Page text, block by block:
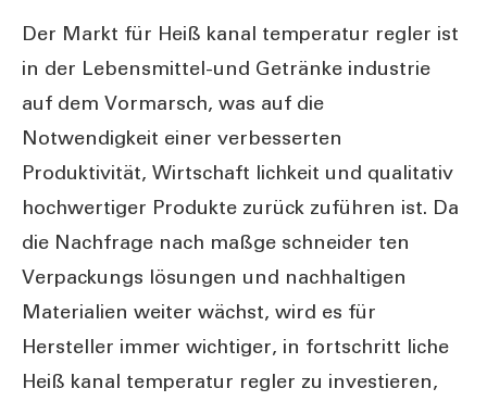
Der Markt für Heiß kanal temperatur regler ist
in der Lebensmittel-und Getränke industrie
auf dem Vormarsch, was auf die
Notwendigkeit einer verbesserten
Produktivität, Wirtschaft lichkeit und qualitativ
hochwertiger Produkte zurück zuführen ist. Da
die Nachfrage nach maßge schneider ten
Verpackungs lösungen und nachhaltigen
Materialien weiter wächst, wird es für
Hersteller immer wichtiger, in fortschritt liche
Heiß kanal temperatur regler zu investieren,